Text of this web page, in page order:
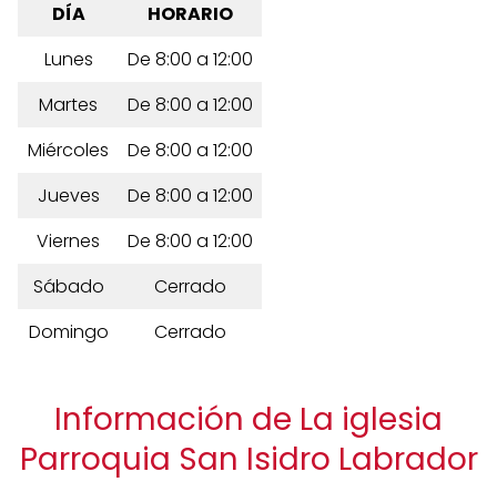
DÍA
HORARIO
Lunes
De 8:00 a 12:00
Martes
De 8:00 a 12:00
Miércoles
De 8:00 a 12:00
Jueves
De 8:00 a 12:00
Viernes
De 8:00 a 12:00
Sábado
Cerrado
Domingo
Cerrado
Información de La iglesia
Parroquia San Isidro Labrador